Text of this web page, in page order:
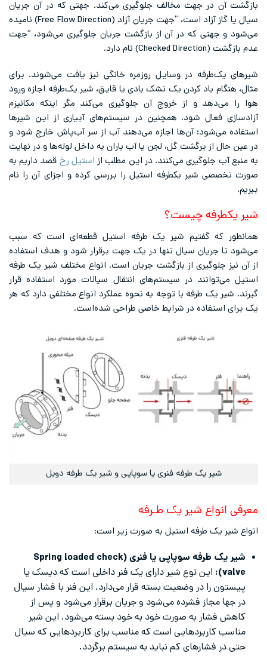
بازگشت آن در جهت مخالف جلوگیری می‌کند. جهتی که در آن جریان
سیال یا گاز آزاد است، “جهت جریان آزاد (Free Flow Direction) نامیده
می‌شود و جهتی که در آن از بازگشت جریان جلوگیری می‌شود، “جهت
عدم بازگشت (Checked Direction) نام دارد.
شیرهای یک‌طرفه در وسایل روزمره خانگی نیز یافت می‌شوند. برای
مثال، هنگام باد کردن یک تشک بادی یا قایق، شیر یک‌طرفه اجازه ورود
هوا را می‌دهد و از خروج آن جلوگیری می‌کند مگر اینکه مکانیزم
آزادسازی فعال شود. همچنین در سیستم‌های آبیاری از این شیرها
استفاده می‌شود؛ آن‌ها اجازه می‌دهند آب از سر آب‌پاش خارج شود و
در عین حال از برگشت گل، لجن یا آب باران به داخل لوله‌ها و در نهایت
به منبع آب جلوگیری می‌کنند. در این مطلب از استیل رخ قصد داریم به
صورت تخصصی شیر یکطرفه استیل را بررسی کرده و اجزای آن را نام
ببریم.
شیر یکطرفه چیست؟
همانطور که گفتیم شیر یک طرفه استیل قطعه‌ای است که سبب
می‌شود تا جریان سیال تنها در یک جهت برقرار شود و هدف استفاده
از آن نیز جلوگیری از بازگشت جریان است. انواع مختلف شیر یک طرفه
استیل می‌توانند در سیستم‌های انتقال سیالات مورد استفاده قرار
گیرند. شیر یک طرفه با توجه به نحوه عملکرد انواع مختلفی دارد که هر
یک برای استفاده در شرایط خاصی طراحی شده‌است.
شیر یک طرفه فنری یا سوپاپی و شیر یک طرفه دوبل
معرفی انواع شیر یک طـرفه
انواع شیر یک طرفه استیل به صورت زیر است:
شیر یک طرفه سوپاپی یا فنری (Spring loaded check
valve):
این نوع شیر دارای یک فنر داخلی است که دیسک یا
پیستون را در وضعیت بسته قرار می‌دارد. این فنر با فشار سیال
در جها مجاز فشرده می‌شود و جریان برقرار می‌شود و پس از
کاهش فشار به صورت خود به خود بسته می‌شود. این شیر
مناسب کاربردهایی است که مناسب برای کاربردهایی که سیال
حتی در فشارهای کم نباید به سیستم برگردد.